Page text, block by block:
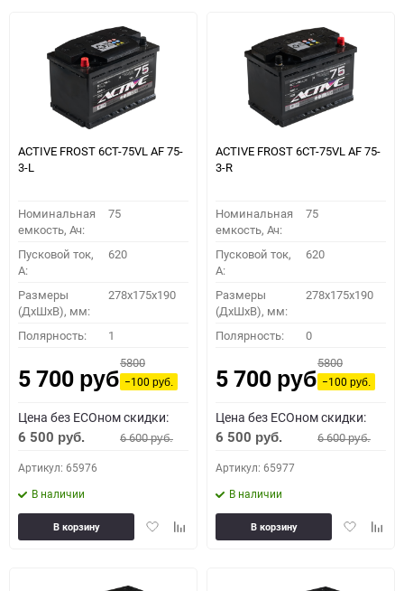
ACTIVE FROST 6СТ-75VL АF 75-
3-L
Номинальная
емкость, Ач:
75
Пусковой ток,
A:
620
Размеры
(ДхШхВ), мм:
278x175x190
Полярность: 1
5 700 руб.
5800
−100руб.
Цена без ECOном скидки:
6 500 руб. 6 600руб.
Артикул: 65976
В наличии
ДобавитьДобавить
В корзину
ACTIVE FROST 6СТ-75VL АF 75-
3-R
Номинальная
емкость, Ач:
75
Пусковой ток,
A:
620
Размеры
(ДхШхВ), мм:
278x175x190
Полярность: 0
5 700 руб.
5800
−100руб.
Цена без ECOном скидки:
6 500 руб. 6 600руб.
Артикул: 65977
В наличии
Добавить
В корзину